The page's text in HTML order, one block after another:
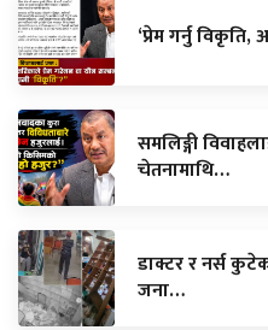
‘प्रेम गर्नु विकृति,
समलिङ्गी
चेतनामाथि…
डाक्टर र नर्स
जना…